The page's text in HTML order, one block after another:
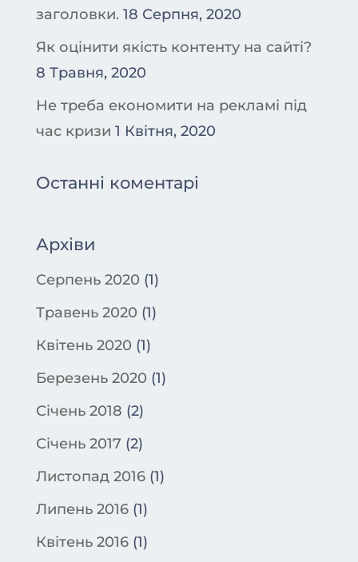
заголовки. 18 Серпня, 2020
Як оцінити якість контенту на сайті?
8 Травня, 2020
Не треба економити на рекламі під
час кризи 1 Квітня, 2020
Останні коментарі
Архіви
Серпень 2020 (1)
Травень 2020 (1)
Квітень 2020 (1)
Березень 2020 (1)
Січень 2018 (2)
Січень 2017 (2)
Листопад 2016(1)
Липень 2016(1)
Квітень 2016(1)